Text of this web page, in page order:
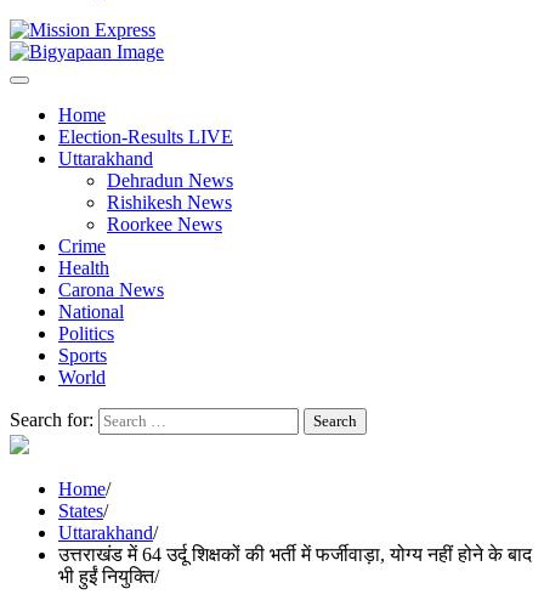
Home
Election-Results LIVE
Uttarakhand
Dehradun News
Rishikesh News
Roorkee News
Crime
Health
Carona News
National
Politics
Sports
World
Search for:
Home
States
Uttarakhand
उत्तराखंड में 64 उर्दू शिक्षकों की भर्ती में फर्जीवाड़ा, योग्य नहीं होने के बाद
भी हुईं नियुक्ति